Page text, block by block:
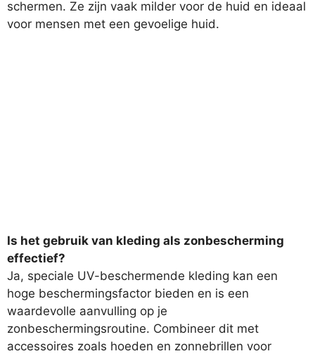
schermen. Ze zijn vaak milder voor de huid en ideaal
voor mensen met een gevoelige huid.
Is het gebruik van kleding als zonbescherming
effectief?
Ja, speciale UV-beschermende kleding kan een
hoge beschermingsfactor bieden en is een
waardevolle aanvulling op je
zonbeschermingsroutine. Combineer dit met
accessoires zoals hoeden en zonnebrillen voor